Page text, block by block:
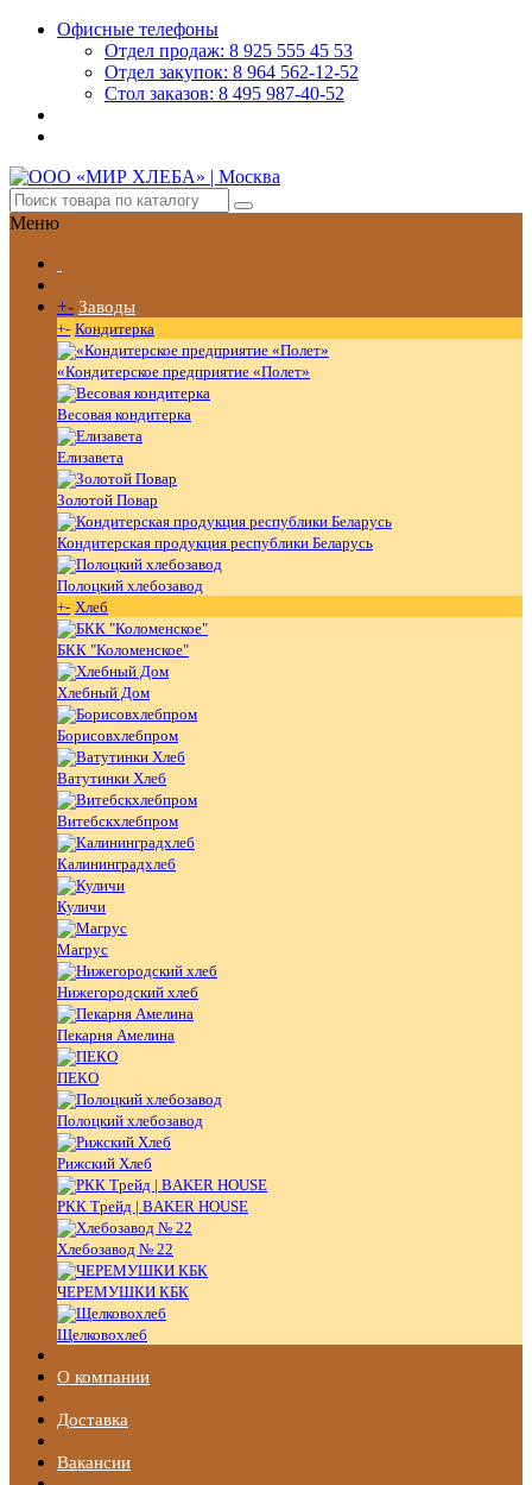
Офисные телефоны
Отдел продаж: 8 925 555 45 53
Отдел закупок: 8 964 562-12-52
Стол заказов: 8 495 987-40-52
Меню
+- Заводы
+- Кондитерка
«Кондитерское предприятие «Полет»
Весовая кондитерка
Елизавета
Золотой Повар
Кондитерская продукция республики Беларусь
Полоцкий хлебозавод
+- Хлеб
БКК "Коломенское"
Хлебный Дом
Борисовхлебпром
Ватутинки Хлеб
Витебскхлебпром
Калининградхлеб
Куличи
Магрус
Нижегородский хлеб
Пекарня Амелина
ПЕКО
Полоцкий хлебозавод
Рижский Хлеб
РКК Трейд | BAKER HOUSE
Хлебозавод № 22
ЧЕРЕМУШКИ КБК
Щелковохлеб
О компании
Доставка
Вакансии